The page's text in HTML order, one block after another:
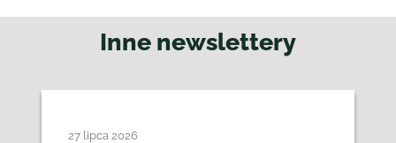
Inne newslettery
27 lipca 2026